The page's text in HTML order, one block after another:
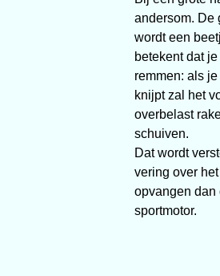
andersom. De
wordt een
betekent dat
remmen: als
knijpt zal het
overbelast
schuiven.
Dat wordt
vering over
opvangen dan
sportmotor.